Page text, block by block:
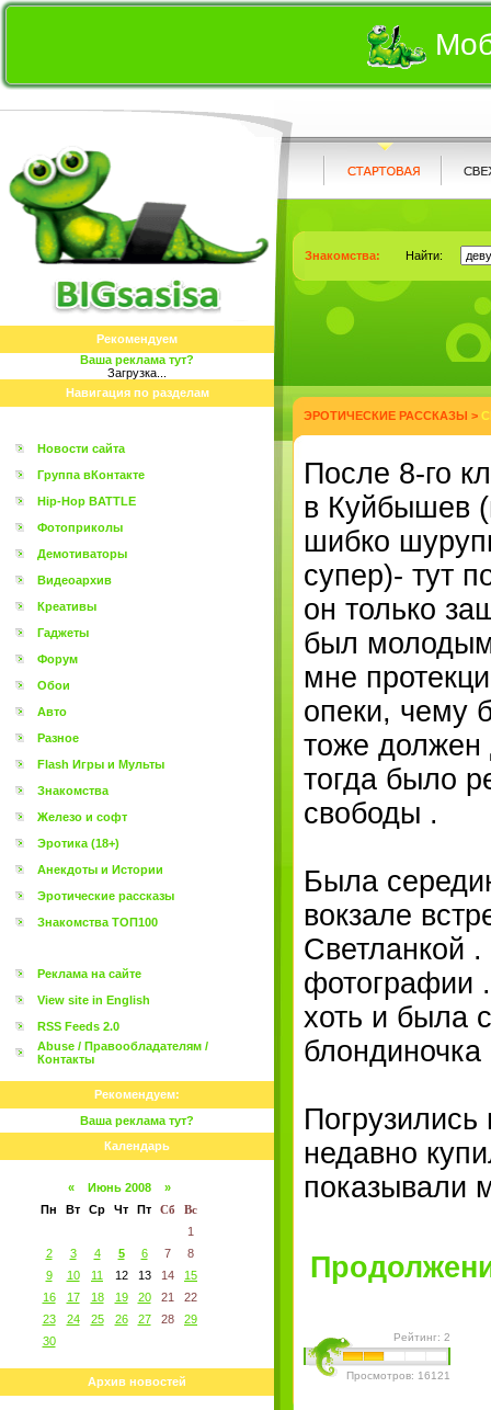
Рекомендуем
Ваша реклама тут?
Загрузка...
Навигация по разделам
Новости сайта
Группа вКонтакте
Hip-Hop BATTLE
Фотоприколы
Демотиваторы
Видеоархив
Креативы
Гаджеты
Форум
Обои
Авто
Разное
Flash Игры и Мульты
Знакомства
Железо и софт
Эротика (18+)
Анекдоты и Истории
Эротические рассказы
Знакомства ТОП100
Реклама на сайте
View site in English
RSS Feeds 2.0
Abuse / Правообладателям /
Контакты
Рекомендуем:
Ваша реклама тут?
Календарь
« Июнь 2008
»
Пн
Вт Ср Чт Пт Сб
Вс
1
2
3 4 5 6 7
8
9
10 11 12 13 14
15
16
17 18 19 20 21
22
23
24 25 26 27 28
29
30
Архив новостей
Знакомства: Найти:
ЭРОТИЧЕСКИЕ РАССКАЗЫ >
После 8-го
в Куйбышев
шибко
супер)- тут
он только
был
мне
опеки, чему
тоже должен
тогда было
свободы .
Была
вокзале
Светланкой
фотографии
хоть и была
блондиночка
недавно
показывали
Рейтинг: 2
Просмотров: 16121